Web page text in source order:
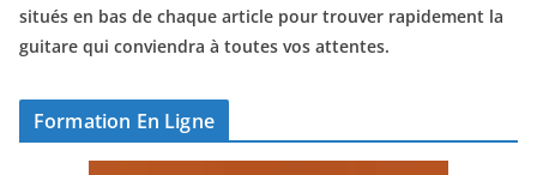
situés en bas de chaque article pour trouver rapidement la
guitare qui conviendra à toutes vos attentes.
Formation En Ligne